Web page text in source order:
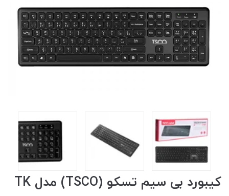
کیبورد بی سیم تسکو (TSCO) مدل TK